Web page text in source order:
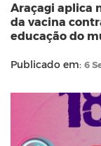
Araçagi aplica
da vacina
educação do
Publicado em: 6